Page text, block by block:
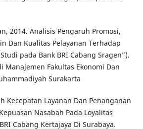
2014. Analisis Pengaruh Promosi,
Dan Kualitas Pelayanan Terhadap
pada Bank BRI Cabang Sragen”).
Manajemen Fakultas Ekonomi Dan
Surakarta
Kecepatan Layanan Dan Penanganan
Nasabah Pada Loyalitas
Cabang Kertajaya Di Surabaya.